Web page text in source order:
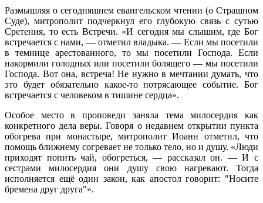
Размышляя о сегодняшнем евангельском чтении (о Страшном
Суде), митрополит подчеркнул его глубокую связь с сутью
Сретения, то есть Встречи. «И сегодня мы слышим, где Бог
встречается с нами, — отметил владыка. — Если мы посетили
в темнице арестованного, то мы посетили Господа. Если
накормили голодных или посетили болящего — мы посетили
Господа. Вот она, встреча! Не нужно в мечтании думать, что
это будет обязательно какое-то потрясающее событие. Бог
встречается с человеком в тишине сердца».
Особое место в проповеди заняла тема милосердия как
конкретного дела веры. Говоря о недавнем открытии пункта
обогрева при монастыре, митрополит Иоанн отметил, что
помощь ближнему согревает не только тело, но и душу. «Люди
приходят попить чай, обогреться, — рассказал он. — И с
сестрами милосердия они душу свою нагревают. Тогда
исполняется ещё один закон, как апостол говорит: "Носите
бремена друг друга"».